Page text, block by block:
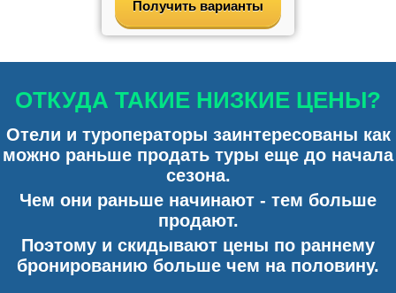
Получить варианты
ОТКУДА ТАКИЕ НИЗКИЕ ЦЕНЫ?
Отели и туроператоры заинтересованы как
можно раньше продать туры еще до начала
сезона.
Чем они раньше начинают - тем больше
продают.
Поэтому и скидывают цены по раннему
бронированию больше чем на половину.